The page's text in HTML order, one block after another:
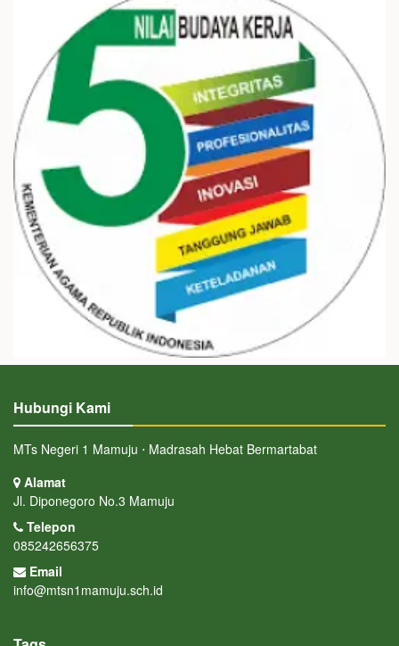
Hubungi Kami
MTs Negeri 1 Mamuju ⋅ Madrasah Hebat Bermartabat
Alamat
Jl. Diponegoro No.3 Mamuju
Telepon
085242656375
Email
info@mtsn1mamuju.sch.id